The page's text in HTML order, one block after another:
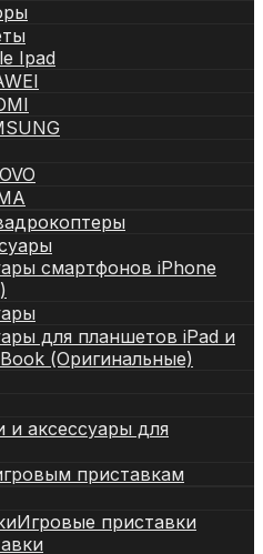
Ipad
смартфонов iPhone
для планшетов iPad и
(Оригинальные)
и аксессуары для
приставкам
Игровые приставки